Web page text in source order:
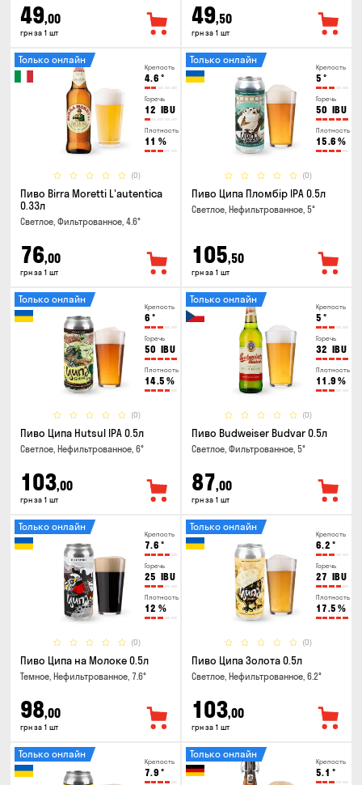
49,00
грн за 1 шт
49,50
грн за 1 шт
Крепость
4.6 °
Горечь
12 IBU
Плотность
11 %
(0)
Только онлайн
Пиво Birra Moretti L'autentica
0.33л
Светлое, Фильтрованное, 4.6°
76,00
грн за 1 шт
Крепость
5 °
Горечь
50 IBU
Плотность
15.6 %
(0)
Только онлайн
Пиво Ципа Пломбір IPA 0.5л
Светлое, Нефильтрованное, 5°
105,50
грн за 1 шт
Крепость
6 °
Горечь
50 IBU
Плотность
14.5 %
(0)
Только онлайн
Пиво Ципа Hutsul IPA 0.5л
Светлое, Нефильтрованное, 6°
103,00
грн за 1 шт
Крепость
5 °
Горечь
32 IBU
Плотность
11.9 %
(0)
Только онлайн
Пиво Budweiser Budvar 0.5л
Светлое, Фильтрованное, 5°
87,00
грн за 1 шт
Крепость
7.6 °
Горечь
25 IBU
Плотность
12 %
(0)
Только онлайн
Пиво Ципа на Молоке 0.5л
Темное, Нефильтрованное, 7.6°
98,00
грн за 1 шт
Крепость
6.2 °
Горечь
27 IBU
Плотность
17.5 %
(0)
Только онлайн
Пиво Ципа Золота 0.5л
Светлое, Нефильтрованное, 6.2°
103,00
грн за 1 шт
Крепость
7.9 °
Только онлайн
Крепость
5.1 °
Только онлайн